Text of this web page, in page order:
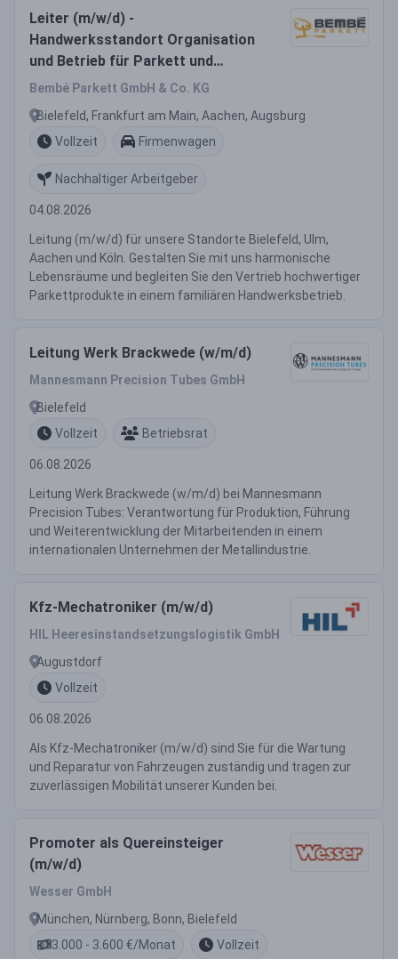
Leiter (m/w/d) -
Handwerksstandort Organisation
und Betrieb für Parkett und
Bodenbeläge
Bembé Parkett GmbH & Co. KG
Bielefeld, Frankfurt am Main, Aachen, Augsburg
Vollzeit
Firmenwagen
Nachhaltiger Arbeitgeber
04.08.2026
Leitung (m/w/d) für unsere Standorte Bielefeld, Ulm,
Aachen und Köln. Gestalten Sie mit uns harmonische
Lebensräume und begleiten Sie den Vertrieb hochwertiger
Parkettprodukte in einem familiären Handwerksbetrieb.
Leitung Werk Brackwede (w/m/d)
Mannesmann Precision Tubes GmbH
Bielefeld
Vollzeit
Betriebsrat
06.08.2026
Leitung Werk Brackwede (w/m/d) bei Mannesmann
Precision Tubes: Verantwortung für Produktion, Führung
und Weiterentwicklung der Mitarbeitenden in einem
internationalen Unternehmen der Metallindustrie.
Kfz-Mechatroniker (m/w/d)
HIL Heeresinstandsetzungslogistik GmbH
Augustdorf
Vollzeit
06.08.2026
Als Kfz-Mechatroniker (m/w/d) sind Sie für die Wartung
und Reparatur von Fahrzeugen zuständig und tragen zur
zuverlässigen Mobilität unserer Kunden bei.
Promoter als Quereinsteiger
(m/w/d)
Wesser GmbH
München, Nürnberg, Bonn, Bielefeld
3.000 - 3.600 €/Monat
Vollzeit